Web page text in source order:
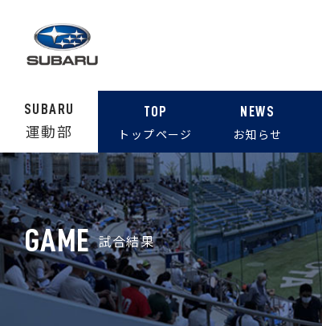
SUBARU
運動部
TOP
トップページ
NEWS
お知らせ
GAME 試合結果